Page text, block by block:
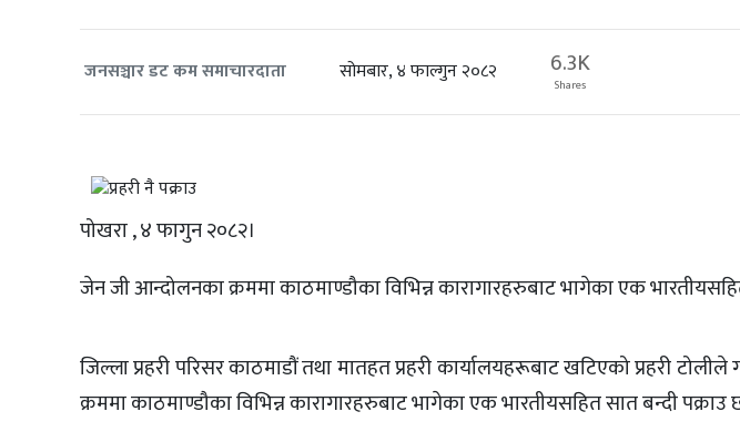
जनसञ्चार डट कम समाचारदाता सोमबार, ४ फाल्गुन २०८२ 6.3K
Shares
पोखरा , ४ फागुन २०८२।
जेन जी आन्दोलनका क्रममा काठमाण्डौका विभिन्न कारागारहरुबाट भागेका एक
जिल्ला प्रहरी परिसर काठमाडौं तथा मातहत प्रहरी कार्यालयहरूबाट खटिएको प्रहरी
क्रममा काठमाण्डौका विभिन्न कारागारहरुबाट भागेका एक भारतीयसहित सात बन्दी पक्राउ